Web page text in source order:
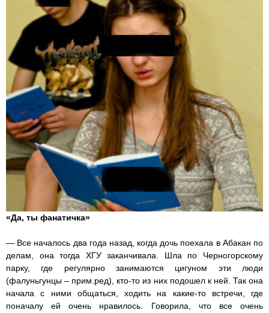
«Да, ты фанатичка»
— Все началось два года назад, когда дочь поехала в Абакан по
делам, она тогда ХГУ заканчивала. Шла по Черногорскому
парку, где регулярно занимаются цигуном эти люди
(фалуньгунцы – прим.ред), кто-то из них подошел к ней. Так она
начала с ними общаться, ходить на какие-то встречи, где
поначалу ей очень нравилось. Говорила, что все очень